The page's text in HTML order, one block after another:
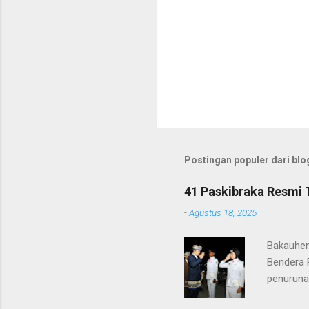
Postingan populer dari
41 Paskibraka Resmi
-Agustus 18, 2025
Bendera